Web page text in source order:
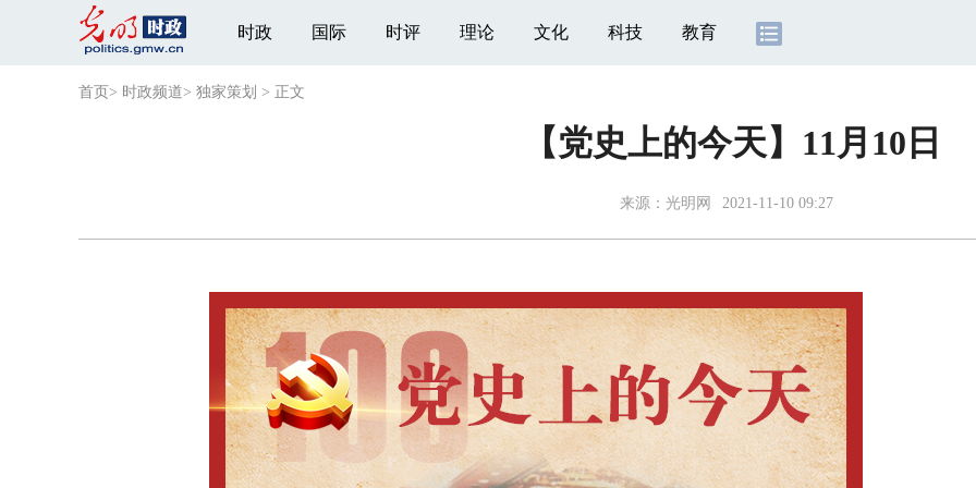
时政 国际 时评 理论 文化 科技 教育
首页 > 时政频道> 独家策划 > 正文
【党史上的今天】11月10日
来源： 光明网 2021-11-10 09:27